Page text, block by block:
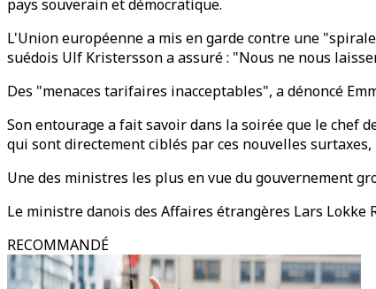
pays souverain et démocratique.
L'Union européenne a mis en garde contre une
suédois Ulf Kristersson a assuré : "Nous ne nous
Des "menaces tarifaires inacceptables", a dénoncé
Son entourage a fait savoir dans la soirée que le chef
qui sont directement ciblés par ces nouvelles
Une des ministres les plus en vue du gouvernement
Le ministre danois des Affaires étrangères Lars
RECOMMANDÉ